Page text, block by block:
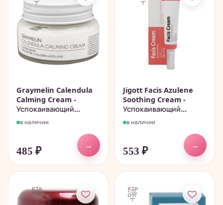
Graymelin Calendula
Calming Cream -
Успокаивающий...
в наличии
485 ₽
→
Jigott Facis Azulene
Soothing Cream -
Успокаивающий...
в наличии
553 ₽
→